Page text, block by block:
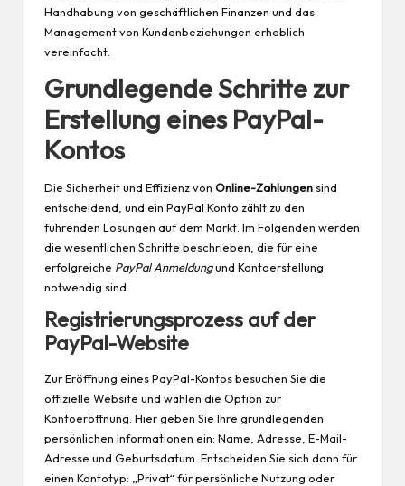
Handhabung von geschäftlichen Finanzen und das
Management von Kundenbeziehungen erheblich
vereinfacht.
Grundlegende Schritte zur
Erstellung eines PayPal-
Kontos
Die Sicherheit und Effizienz von Online-Zahlungen sind
entscheidend, und ein PayPal Konto zählt zu den
führenden Lösungen auf dem Markt. Im Folgenden werden
die wesentlichen Schritte beschrieben, die für eine
erfolgreiche PayPal Anmeldungund Kontoerstellung
notwendig sind.
Registrierungsprozess auf der
PayPal-Website
Zur Eröffnung eines PayPal-Kontos besuchen Sie die
offizielle Website und wählen die Option zur
Kontoeröffnung. Hier geben Sie Ihre grundlegenden
persönlichen Informationen ein: Name, Adresse, E-Mail-
Adresse und Geburtsdatum. Entscheiden Sie sich dann für
einen Kontotyp: „Privat“ für persönliche Nutzung oder